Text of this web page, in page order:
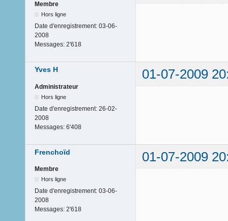
Membre
Hors ligne
Date d'enregistrement: 03-06-
2008
Messages: 2'618
Yves H 01-07-2009
Administrateur
Hors ligne
Date d'enregistrement: 26-02-
2008
Messages: 6'408
Frenchoïd 01-07-2009
Membre
Hors ligne
Date d'enregistrement: 03-06-
2008
Messages: 2'618